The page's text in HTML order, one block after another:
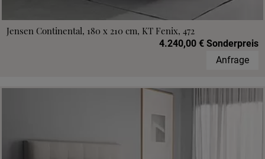
Jensen Continental, 180 x 210 cm, KT Fenix, 472
4.240,00 € Sonderpreis
Anfrage